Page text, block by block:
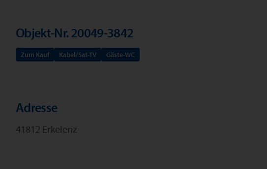
Objekt-Nr. 20049-3842
Zum Kauf Kabel/Sat-TV Gäste-WC
Adresse
41812 Erkelenz